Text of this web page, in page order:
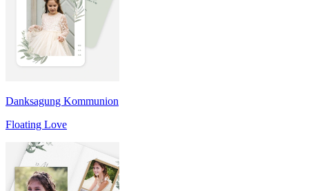
Danksagung Kommunion
Floating Love